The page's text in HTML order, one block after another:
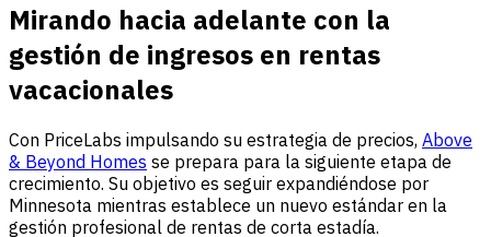
Mirando hacia adelante con la
gestión de ingresos en rentas
vacacionales
Con PriceLabs impulsando su estrategia de precios, Above
& Beyond Homes se prepara para la siguiente etapa de
crecimiento. Su objetivo es seguir expandiéndose por
Minnesota mientras establece un nuevo estándar en la
gestión profesional de rentas de corta estadía.